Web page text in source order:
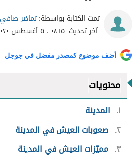
تمت الكتابة بواسطة:تماضر صافي
آخر تحديث:٠٨:١٥ ، ٥ أغسطس ٢٠٢٠
أضف موضوع كمصدر مفضل في جوجل
محتويات
١
المدينة
٢ صعوبات العيش في المدينة
٣ مميّزات العيش في المدينة